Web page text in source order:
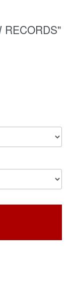
RECORDS"